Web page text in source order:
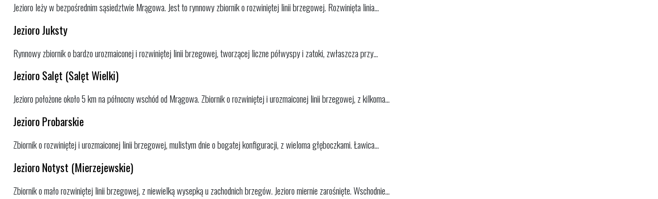
Jezioro leży w bezpośrednim sąsiedztwie Mrągowa. Jest to rynnowy zbiornik o rozwiniętej linii brzegowej. Rozwinięta linia...
Jezioro Juksty
Rynnowy zbiornik o bardzo urozmaiconej i rozwiniętej linii brzegowej, tworzącej liczne półwyspy i zatoki, zwłaszcza przy...
Jezioro Salęt (Salęt Wielki)
Jezioro położone około 5 km na północny wschód od Mrągowa. Zbiornik o rozwiniętej i urozmaiconej linii brzegowej, z kilkoma...
Jezioro Probarskie
Zbiornik o rozwiniętej i urozmaiconej linii brzegowej, mulistym dnie o bogatej konfiguracji, z wieloma głęboczkami. Ławica...
Jezioro Notyst (Mierzejewskie)
Zbiornik o mało rozwiniętej linii brzegowej, z niewielką wysepką u zachodnich brzegów. Jezioro miernie zarośnięte. Wschodnie...